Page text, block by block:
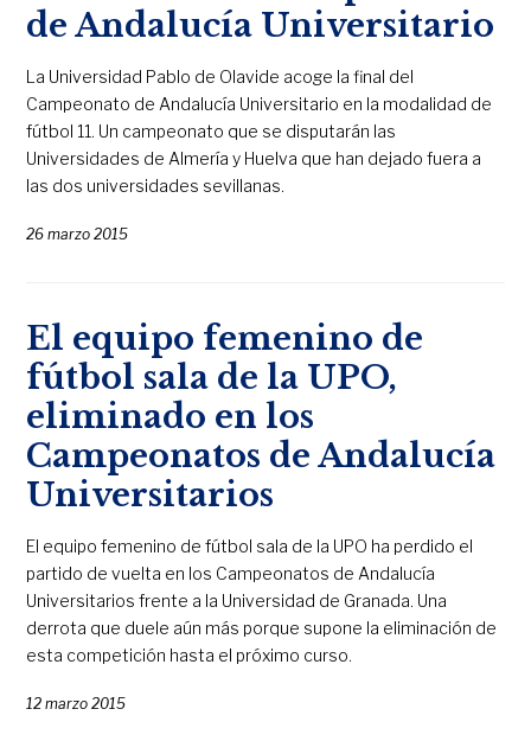
de Andalucía Universitario
La Universidad Pablo de Olavide acoge la final del
Campeonato de Andalucía Universitario en la modalidad de
fútbol 11. Un campeonato que se disputarán las
Universidades de Almería y Huelva que han dejado fuera a
las dos universidades sevillanas.
26 marzo 2015
El equipo femenino de
fútbol sala de la UPO,
eliminado en los
Campeonatos de Andalucía
Universitarios
El equipo femenino de fútbol sala de la UPO ha perdido el
partido de vuelta en los Campeonatos de Andalucía
Universitarios frente a la Universidad de Granada. Una
derrota que duele aún más porque supone la eliminación de
esta competición hasta el próximo curso.
12 marzo 2015